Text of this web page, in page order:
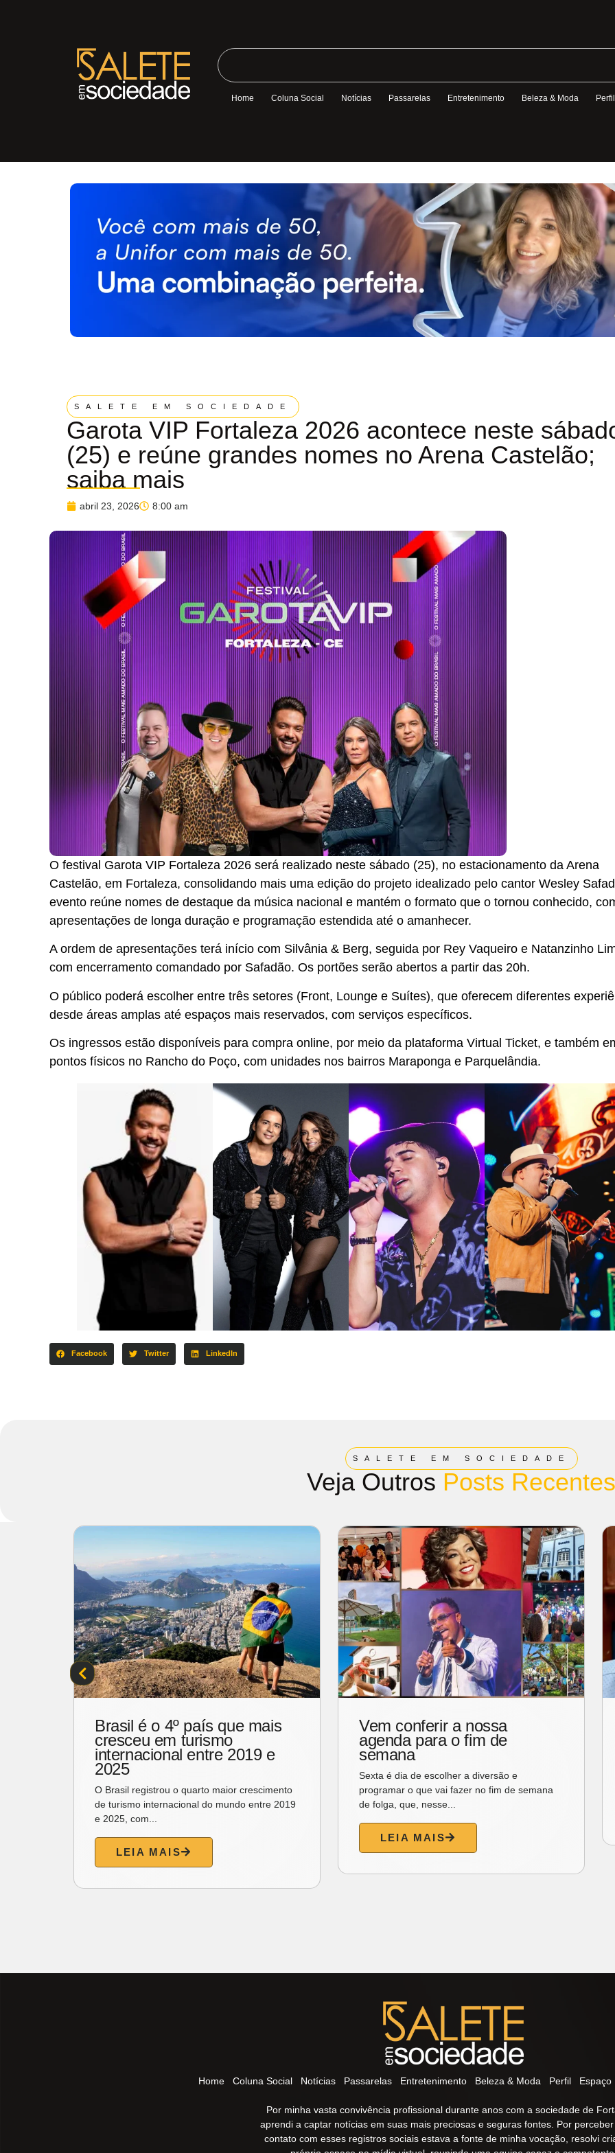
Home Coluna Social Notícias Passarelas Entretenimento Beleza & Moda Perfil
SALETE EM SOCIEDADE
Garota VIP Fortaleza 2026 acontece neste
(25) e reúne grandes nomes no Arena Castelão;
saiba mais
abril 23, 2026 8:00 am
O festival Garota VIP Fortaleza 2026 será realizado neste sábado (25), no estacionamento da Arena
Castelão, em Fortaleza, consolidando mais uma edição do projeto idealizado pelo cantor Wesley
evento reúne nomes de destaque da música nacional e mantém o formato que o tornou conhecido,
apresentações de longa duração e programação estendida até o amanhecer.
A ordem de apresentações terá início com Silvânia & Berg, seguida por Rey Vaqueiro e Natanzinho
com encerramento comandado por Safadão. Os portões serão abertos a partir das 20h.
O público poderá escolher entre três setores (Front, Lounge e Suítes), que oferecem diferentes
desde áreas amplas até espaços mais reservados, com serviços específicos.
Os ingressos estão disponíveis para compra online, por meio da plataforma Virtual Ticket, e também
pontos físicos no Rancho do Poço, com unidades nos bairros Maraponga e Parquelândia.
Facebook Twitter LinkedIn
SALETE EM SOCIEDADE
Veja Outros Posts Recentes
Vem conferir a nossa
agenda para o fim de
semana
Sexta é dia de escolher a diversão e
programar o que vai fazer no fim de semana
de folga, que, nesse...
LEIA MAIS
Esperança
Na crônica de hoje, o ex-governador Gonzaga
Mota convida o leitor a mergulhar na
sensibilidade do poema...
LEIA MAIS
Home Coluna Social Notícias Passarelas Entretenimento Beleza & Moda Perfil Espaço
Por minha vasta convivência profissional durante anos com a sociedade de
aprendi a captar notícias em suas mais preciosas e seguras fontes. Por
contato com esses registros sociais estava a fonte de minha vocação, resolvi